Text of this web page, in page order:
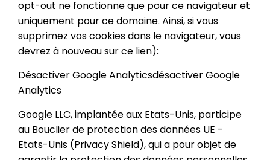
opt-out ne fonctionne que pour ce navigateur et
uniquement pour ce domaine. Ainsi, si vous
supprimez vos cookies dans le navigateur, vous
devrez à nouveau sur ce lien):
Désactiver Google Analyticsdésactiver Google
Analytics
Google LLC, implantée aux Etats-Unis, participe
au Bouclier de protection des données UE -
Etats-Unis (Privacy Shield), qui a pour objet de